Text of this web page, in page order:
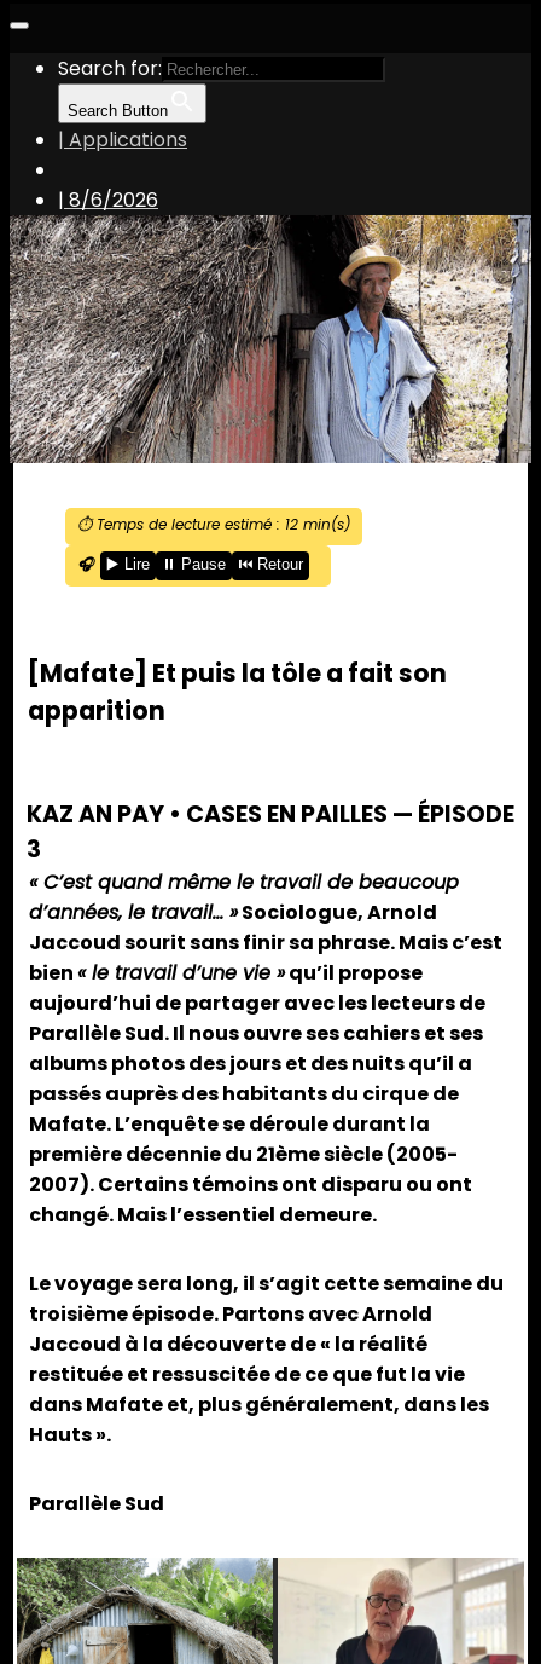
Search for:
Search Button
| Applications
| 8/6/2026
⏱️ Temps de lecture estimé : 12min(s)
🎧
▶️ Lire ⏸️ Pause ⏮️ Retour
[Mafate] Et puis la tôle a fait son
apparition
KAZ AN PAY • CASES EN PAILLES — ÉPISODE
3
« C’est quand même le travail de beaucoup
d’années, le travail… »Sociologue, Arnold
Jaccoud sourit sans finir sa phrase. Mais c’est
bien« le travail d’une vie »qu’il propose
aujourd’hui de partager avec les lecteurs de
Parallèle Sud. Il nous ouvre ses cahiers et ses
albums photos des jours et des nuits qu’il a
passés auprès des habitants du cirque de
Mafate. L’enquête se déroule durant la
première décennie du 21ème siècle (2005-
2007). Certains témoins ont disparu ou ont
changé. Mais l’essentiel demeure.
Le voyage sera long, il s’agit cette semaine du
troisième épisode. Partons avec Arnold
Jaccoud à la découverte de « la réalité
restituée et ressuscitée de ce que fut la vie
dans Mafate et, plus généralement, dans les
Hauts ».
Parallèle Sud